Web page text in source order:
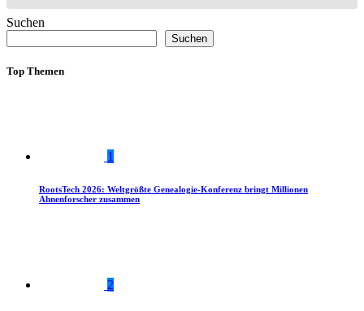
Suchen
Suchen
Top Themen
1
RootsTech 2026: Weltgrößte Genealogie-Konferenz bringt Millionen
Ahnenforscher zusammen
2